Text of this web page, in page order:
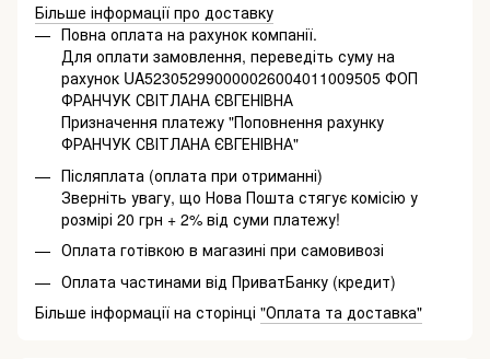
Більше інформації про доставку
Повна оплата на рахунок компанії.
Для оплати замовлення, переведіть суму на
рахунок UA523052990000026004011009505 ФОП
ФРАНЧУК СВІТЛАНА ЄВГЕНІВНА
Призначення платежу "Поповнення рахунку
ФРАНЧУК СВІТЛАНА ЄВГЕНІВНА"
Післяплата (оплата при отриманні)
Зверніть увагу, що Нова Пошта стягує комісію у
розмірі 20 грн + 2% від суми платежу!
Оплата готівкою в магазині при самовивозі
Оплата частинами від ПриватБанку (кредит)
Більше інформації на сторінці "Оплата та доставка"